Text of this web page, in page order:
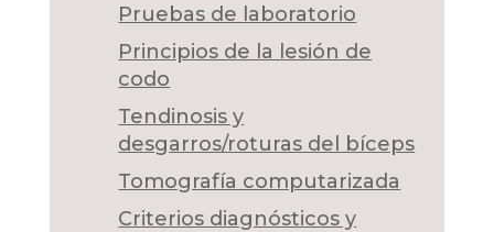
Pruebas de laboratorio
Principios de la lesión de
codo
Tendinosis y
desgarros/roturas del bíceps
Tomografía computarizada
Criterios diagnósticos y